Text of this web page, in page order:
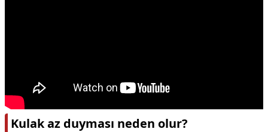
Kulak az duyması neden olur?